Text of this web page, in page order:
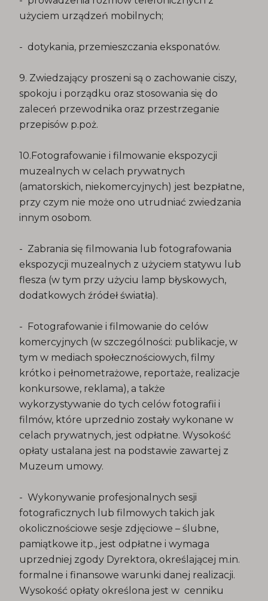
użyciem urządzeń mobilnych;
- dotykania, przemieszczania eksponatów.
9. Zwiedzający proszeni są o zachowanie ciszy,
spokoju i porządku oraz stosowania się do
zaleceń przewodnika oraz przestrzeganie
przepisów p.poż.
10.Fotografowanie i filmowanie ekspozycji
muzealnych w celach prywatnych
(amatorskich, niekomercyjnych) jest bezpłatne,
przy czym nie może ono utrudniać zwiedzania
innym osobom.
- Zabrania się filmowania lub fotografowania
ekspozycji muzealnych z użyciem statywu lub
flesza (w tym przy użyciu lamp błyskowych,
dodatkowych źródeł światła).
- Fotografowanie i filmowanie do celów
komercyjnych (w szczególności: publikacje, w
tym w mediach społecznościowych, filmy
krótko i pełnometrażowe, reportaże, realizacje
konkursowe, reklama), a także
wykorzystywanie do tych celów fotografii i
filmów, które uprzednio zostały wykonane w
celach prywatnych, jest odpłatne. Wysokość
opłaty ustalana jest na podstawie zawartej z
Muzeum umowy.
- Wykonywanie profesjonalnych sesji
fotograficznych lub filmowych takich jak
okolicznościowe sesje zdjęciowe – ślubne,
pamiątkowe itp., jest odpłatne i wymaga
uprzedniej zgody Dyrektora, określającej m.in.
formalne i finansowe warunki danej realizacji.
Wysokość opłaty określona jest w cenniku